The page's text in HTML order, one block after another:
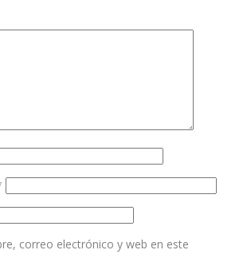
correo electrónico y web en este